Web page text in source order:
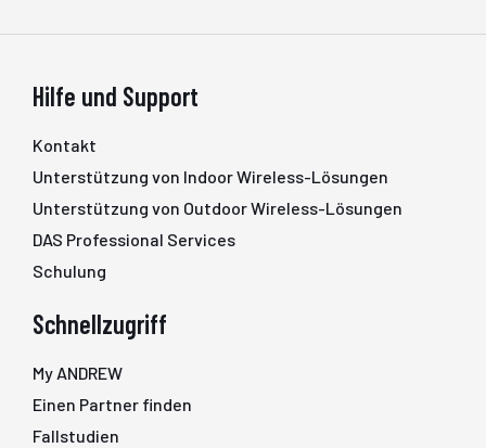
Hilfe und Support
Kontakt
Unterstützung von Indoor Wireless-Lösungen
Unterstützung von Outdoor Wireless-Lösungen
DAS Professional Services
Schulung
Schnellzugriff
My ANDREW
Einen Partner finden
Fallstudien